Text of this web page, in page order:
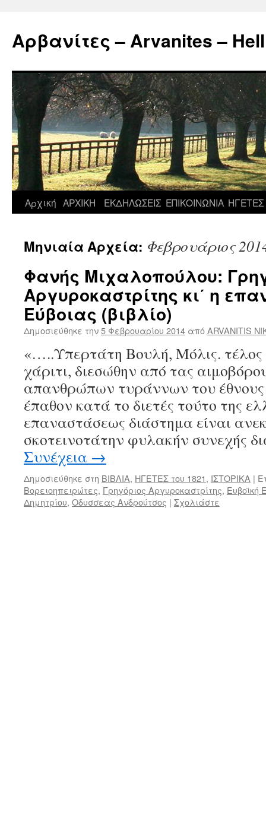
περιεχόμενο
Αρβανίτες – Arvanites –
Αρχική ΑΡΧΙΚΗ ΕΚΔΗΛΩΣΕΙΣ ΕΠΙΚΟΙΝΩΝΙΑ ΗΓΕΤΕΣ
Μηνιαία Αρχεία: Φεβρουάριος
Φανής Μιχαλοπούλου:
Αργυροκαστρίτης κι΄ η
Εύβοιας (βιβλίο)
Δημοσιεύθηκε την5 Φεβρουαρίου 2014 απόARVANITIS
«…..Υπερτάτη Βουλή, Μόλις. τέλος
χάριτι, διεσώθην από τας
απανθρώπων τυράννων του
έπαθον κατά το διετές τούτο της
επαναστάσεως διάστημα είναι
σκοτεινοτάτην φυλακήν συνεχής
Συνέχεια →
Δημοσιεύθηκε στη ΒΙΒΛΙΑ, ΗΓΕΤΕΣ του 1821, ΙΣΤΟΡΙΚΑ |
Βορειοηπειρώτες, Γρηγόριος Αργυροκαστρίτης, Ευβοϊκή
Δημητρίου, Οδυσσεας Ανδρούτσος | Σχολιάστε